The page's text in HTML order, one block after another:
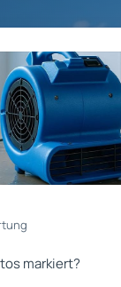
markiert?